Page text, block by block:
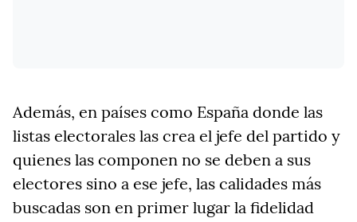
Además, en países como España donde las
listas electorales las crea el jefe del partido y
quienes las componen no se deben a sus
electores sino a ese jefe, las calidades más
buscadas son en primer lugar la fidelidad